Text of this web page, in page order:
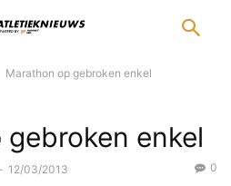
Marathon op gebroken enkel
enkel
- 12/03/2013 0